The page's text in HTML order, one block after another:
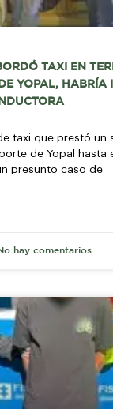
TAXI EN
YOPAL, HABRÍA
taxi que prestó un
de Yopal hasta
presunto caso de
hay comentarios